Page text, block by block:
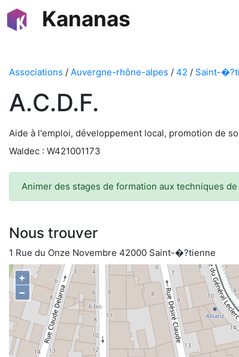
Kananas
Associations / Auvergne-rhône-alpes / 42 / Saint-
A.C.D.F.
Aide à l'emploi, développement local, promotion de
Waldec : W421001173
Animer des stages de formation aux techniques
Nous trouver
1 Rue du Onze Novembre 42000 Saint-�?tienne
+
−